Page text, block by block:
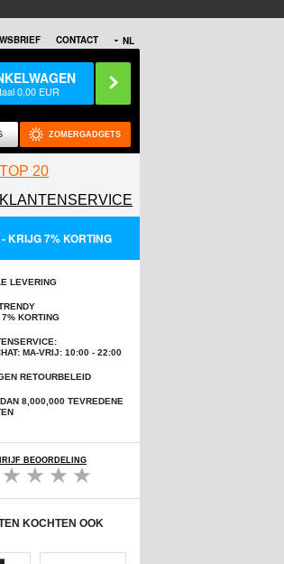
NL
CONTACT
0,00 EUR
ZOMERGADGETS
TOP 20
KLANTENSERVICE
KRIJG 7% KORTING
LEVERING
KORTING
MA-VRIJ: 10:00 - 22:00
RETOURBELEID
8,000,000 TEVREDENE
BEOORDELING
KOCHTEN OOK